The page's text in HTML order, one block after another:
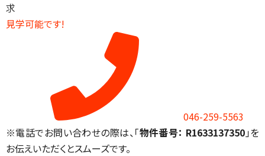
求
見学可能です!
046-259-5563
※電話でお問い合わせの際は、「物件番号： R1633137350」を
お伝えいただくとスムーズです。